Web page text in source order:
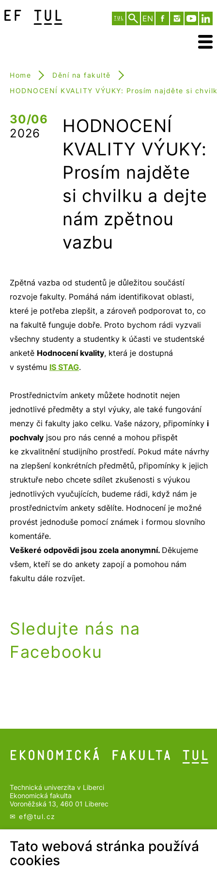
EN
Home
Dění na fakultě
HODNOCENÍ KVALITY VÝUKY: Prosím najděte si
30/06
2026
HODNOCENÍ
KVALITY VÝUKY:
Prosím najděte
si chvilku a dejte
nám zpětnou
vazbu
Zpětná vazba od studentů je důležitou součástí
rozvoje fakulty. Pomáhá nám identifikovat oblasti,
které je potřeba zlepšit, a zároveň podporovat to, co
na fakultě funguje dobře. Proto bychom rádi vyzvali
všechny studenty a studentky k účasti ve studentské
anketě Hodnocení kvality, která je dostupná
v systému IS STAG.
Prostřednictvím ankety můžete hodnotit nejen
jednotlivé předměty a styl výuky, ale také fungování
menzy či fakulty jako celku. Vaše názory, připomínky i
pochvaly jsou pro nás cenné a mohou přispět
ke zkvalitnění studijního prostředí. Pokud máte návrhy
na zlepšení konkrétních předmětů, připomínky k jejich
struktuře nebo chcete sdílet zkušenosti s výukou
jednotlivých vyučujících, budeme rádi, když nám je
prostřednictvím ankety sdělíte. Hodnocení je možné
provést jednoduše pomocí známek i formou slovního
komentáře.
Veškeré odpovědi jsou zcela anonymní. Děkujeme
všem, kteří se do ankety zapojí a pomohou nám
fakultu dále rozvíjet.
Sledujte nás na
Facebooku
Technická univerzita v Liberci
Ekonomická fakulta
Voroněžská 13, 460 01 Liberec
✉ ef@tul.cz
SLEDUJTE NÁS
Tato webová stránka používá
cookies